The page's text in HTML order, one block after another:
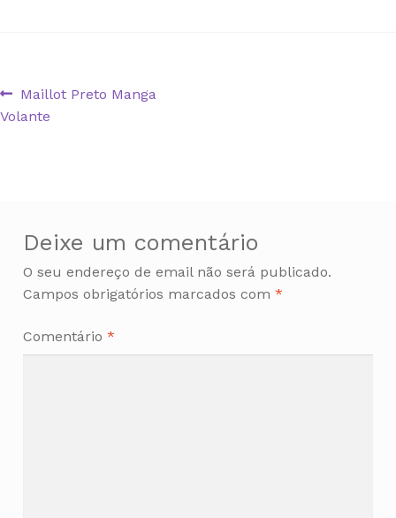
Navegação
Artigo
anterior:
Maillot Preto Manga
Volante
Deixe um comentário
O seu endereço de email não será publicado.
Campos obrigatórios marcados com *
Comentário *